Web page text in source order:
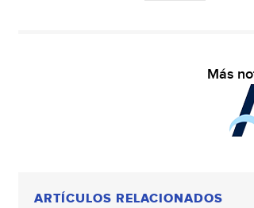
Más
ARTÍCULOS RELACIONADOS